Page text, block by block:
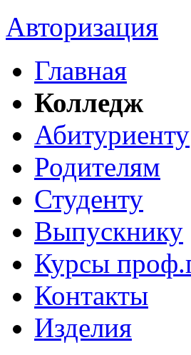
Авторизация
Главная
Колледж
Абитуриенту
Родителям
Студенту
Выпускнику
Курсы
Контакты
Изделия